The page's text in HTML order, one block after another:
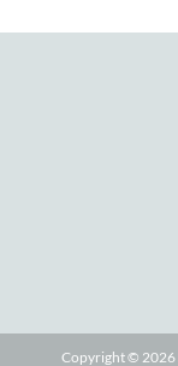
Copyright © 2026